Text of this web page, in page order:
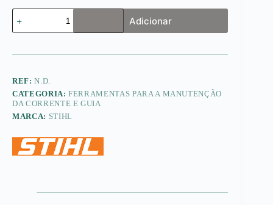
Quantidade
de
Porta-
com
para
afiar
correntes
Adicionar
REF:N.D.
CATEGORIA:FERRAMENTAS PARA A MANUTENÇÃO
DA CORRENTE E GUIA
MARCA: STIHL